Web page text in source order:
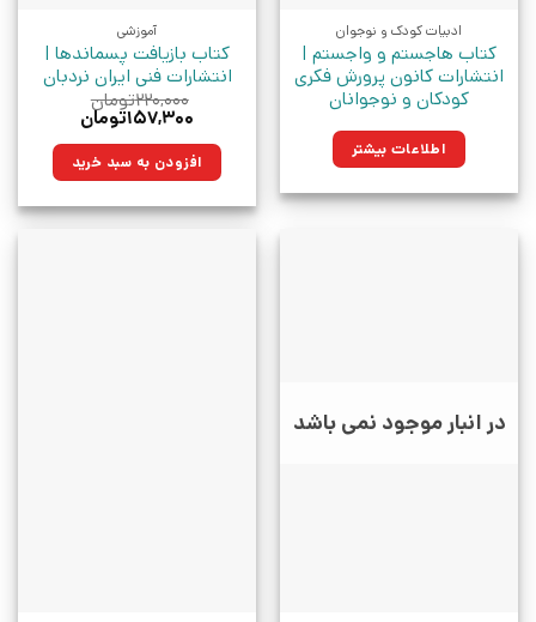
ادبیات کودک و نوجوان
کتاب هاجستم و واجستم |
انتشارات کانون پرورش فکری
کودکان و نوجوانان
اطلاعات بیشتر
آموزشی
کتاب بازیافت پسماندها |
انتشارات فنی ایران نردبان
۲۲۰,۰۰۰تومان
قیمت
۲۲۰,۰۰۰تومان
بود.
۱۵۷,۳۰۰تومان
۱۵۷,۳۰۰تومان.افزودن به سبد خرید
در انبار موجود نمی باشد